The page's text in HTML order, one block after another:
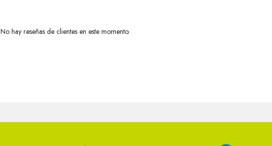
No hay reseñas de clientes en este momento.